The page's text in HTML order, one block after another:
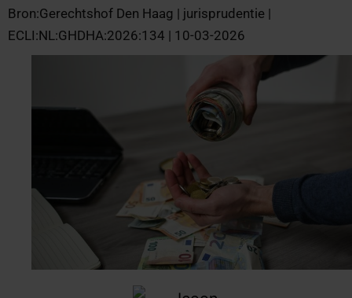
Bron:Gerechtshof Den Haag | jurisprudentie |
ECLI:NL:GHDHA:2026:134 | 10-03-2026